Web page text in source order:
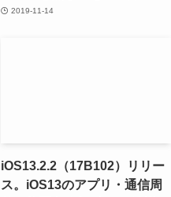
2019-11-14
iOS13.2.2（17B102）リリー
ス。iOS13のアプリ・通信周